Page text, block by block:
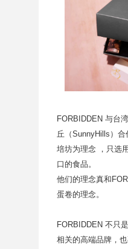
FORBIDDEN 与台
丘（SunnyHills）
培坊为理念 ，只选
口的食品。
他们的理念真和
蛋卷的理念。
FORBIDDEN 不只
相关的高端品牌，